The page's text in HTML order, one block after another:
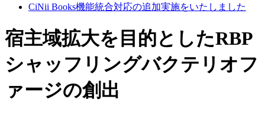
CiNii Books機能統合対応の追加実施をいたしました
宿主域拡大を目的としたRBP
シャッフリングバクテリオフ
ァージの創出